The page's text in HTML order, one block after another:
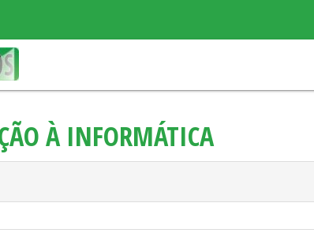
À INFORMÁTICA